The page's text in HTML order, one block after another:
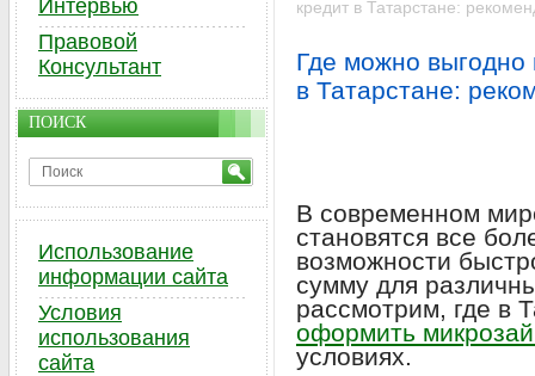
кредит в Татарстане:
Где можно выгодно
в Татарстане:
В современном
становятся все
возможности
сумму для
рассмотрим, где в
оформить
условиях.
Интервью
Правовой
Консультант
ПОИСК
Использование
информации сайта
Условия
использования
сайта